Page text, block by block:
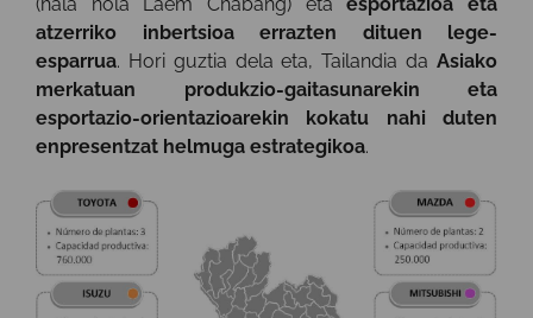
atzerriko inbertsioa errazten dituen lege-
esparrua. Hori guztia dela eta, Tailandia da Asiako
merkatuan produkzio-gaitasunarekin eta
esportazio-orientazioarekin kokatu nahi duten
enpresentzat helmuga estrategikoa.